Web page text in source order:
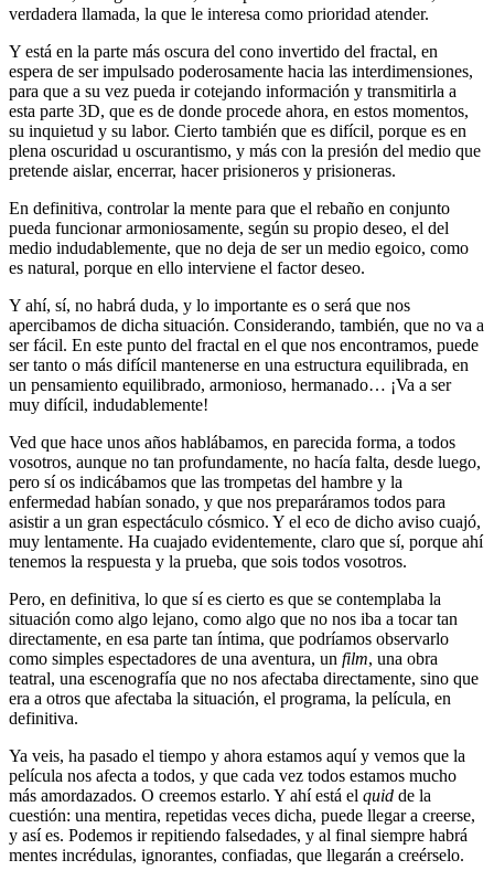
verdadera llamada, la que le interesa como prioridad atender.
Y está en la parte más oscura del cono invertido del fractal, en
espera de ser impulsado poderosamente hacia las interdimensiones,
para que a su vez pueda ir cotejando información y transmitirla a
esta parte 3D, que es de donde procede ahora, en estos momentos,
su inquietud y su labor. Cierto también que es difícil, porque es en
plena oscuridad u oscurantismo, y más con la presión del medio que
pretende aislar, encerrar, hacer prisioneros y prisioneras.
En definitiva, controlar la mente para que el rebaño en conjunto
pueda funcionar armoniosamente, según su propio deseo, el del
medio indudablemente, que no deja de ser un medio egoico, como
es natural, porque en ello interviene el factor deseo.
Y ahí, sí, no habrá duda, y lo importante es o será que nos
apercibamos de dicha situación. Considerando, también, que no va a
ser fácil. En este punto del fractal en el que nos encontramos, puede
ser tanto o más difícil mantenerse en una estructura equilibrada, en
un pensamiento equilibrado, armonioso, hermanado… ¡Va a ser
muy difícil, indudablemente!
Ved que hace unos años hablábamos, en parecida forma, a todos
vosotros, aunque no tan profundamente, no hacía falta, desde luego,
pero sí os indicábamos que las trompetas del hambre y la
enfermedad habían sonado, y que nos preparáramos todos para
asistir a un gran espectáculo cósmico. Y el eco de dicho aviso cuajó,
muy lentamente. Ha cuajado evidentemente, claro que sí, porque ahí
tenemos la respuesta y la prueba, que sois todos vosotros.
Pero, en definitiva, lo que sí es cierto es que se contemplaba la
situación como algo lejano, como algo que no nos iba a tocar tan
directamente, en esa parte tan íntima, que podríamos observarlo
como simples espectadores de una aventura, un film, una obra
teatral, una escenografía que no nos afectaba directamente, sino que
era a otros que afectaba la situación, el programa, la película, en
definitiva.
Ya veis, ha pasado el tiempo y ahora estamos aquí y vemos que la
película nos afecta a todos, y que cada vez todos estamos mucho
más amordazados. O creemos estarlo. Y ahí está el quid de la
cuestión: una mentira, repetidas veces dicha, puede llegar a creerse,
y así es. Podemos ir repitiendo falsedades, y al final siempre habrá
mentes incrédulas, ignorantes, confiadas, que llegarán a creérselo.